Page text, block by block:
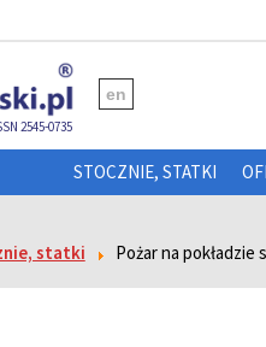
2545-0735
en
STOCZNIE, STATKI
statki Pożar na